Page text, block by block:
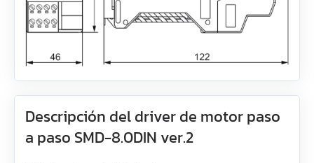
APBA60M048030‑E
ST4118L1804‑A
ST5918L4508‑A
ST8918L6708‑A
LD3‑12‑40‑K3
LD3‑24‑40‑K3
EM3A-20
EM3A-30
EM3A-50
GP56
GPLL22
GSGE80
ZK‑NME1
ZK‑NOE
ZK‑M12
ZK‑M16
Descripción del driver de motor paso
a paso SMD-8.0DIN ver.2